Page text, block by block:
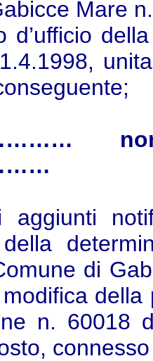
Mare
d’ufficio
di
n. 60018